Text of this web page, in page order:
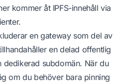
kommer åt IPFS-innehåll via
en gateway som del av
en delad offentlig
dedikerad subdomän. När du
om du behöver bara pinning